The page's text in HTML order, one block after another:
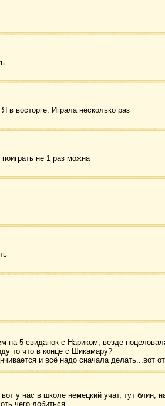
в восторге. Играла несколько раз
не 1 раз можна
на 5 свиданок с Нариком, везде
то что в конце с Шикамару?
и всё надо сначала делать...вот
вот у нас в школе немецкий учат, тут
чего добиться...